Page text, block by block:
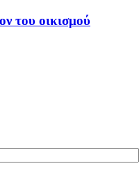
του οικισμού